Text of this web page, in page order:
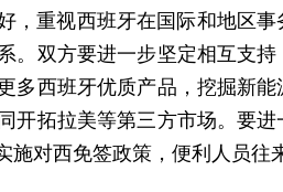
，重视西班牙在国际和地区
。双方要进一步坚定相互支
多西班牙优质产品，挖掘新
开拓拉美等第三方市场。要
对西免签政策，便利人员往